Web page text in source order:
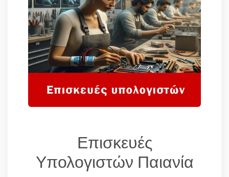
Επισκευές
Υπολογιστών Παιανία